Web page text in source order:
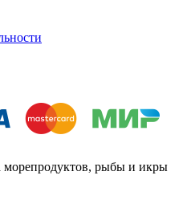
рыбы и икры